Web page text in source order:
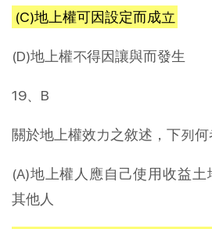
(C)地上權可因設定而成立
(D)地上權不得因讓與而發生
19、B
關於地上權效力之敘述，下列何
(A)地上權人應自己使用收益土
其他人